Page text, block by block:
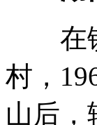
在镇
村，
山后，